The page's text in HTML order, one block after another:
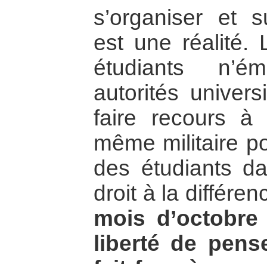
s’organiser et
est une réalité.
étudiants
autorités
faire recours à
même militaire
des étudiants
droit à la
mois
liberté de